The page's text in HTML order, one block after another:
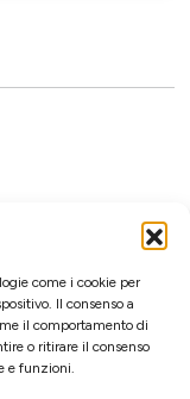
come i cookie per
Il consenso a
il comportamento di
o ritirare il consenso
e funzioni.
delle arti visive